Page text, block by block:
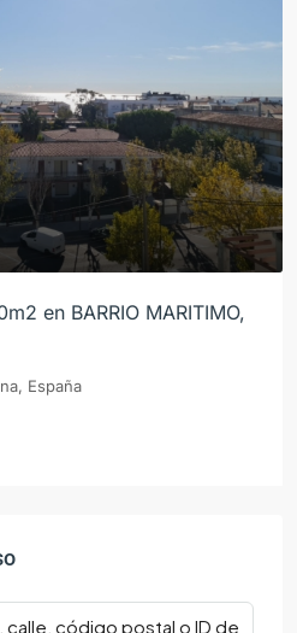
en BARRIO MARITIMO,
España